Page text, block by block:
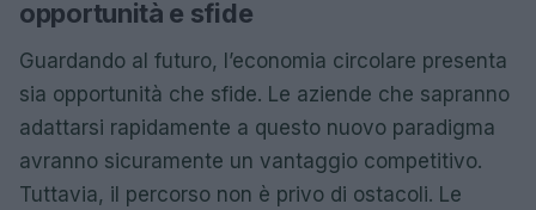
opportunità e sfide
Guardando al futuro, l’economia circolare presenta
sia opportunità che sfide. Le aziende che sapranno
adattarsi rapidamente a questo nuovo paradigma
avranno sicuramente un vantaggio competitivo.
Tuttavia, il percorso non è privo di ostacoli. Le